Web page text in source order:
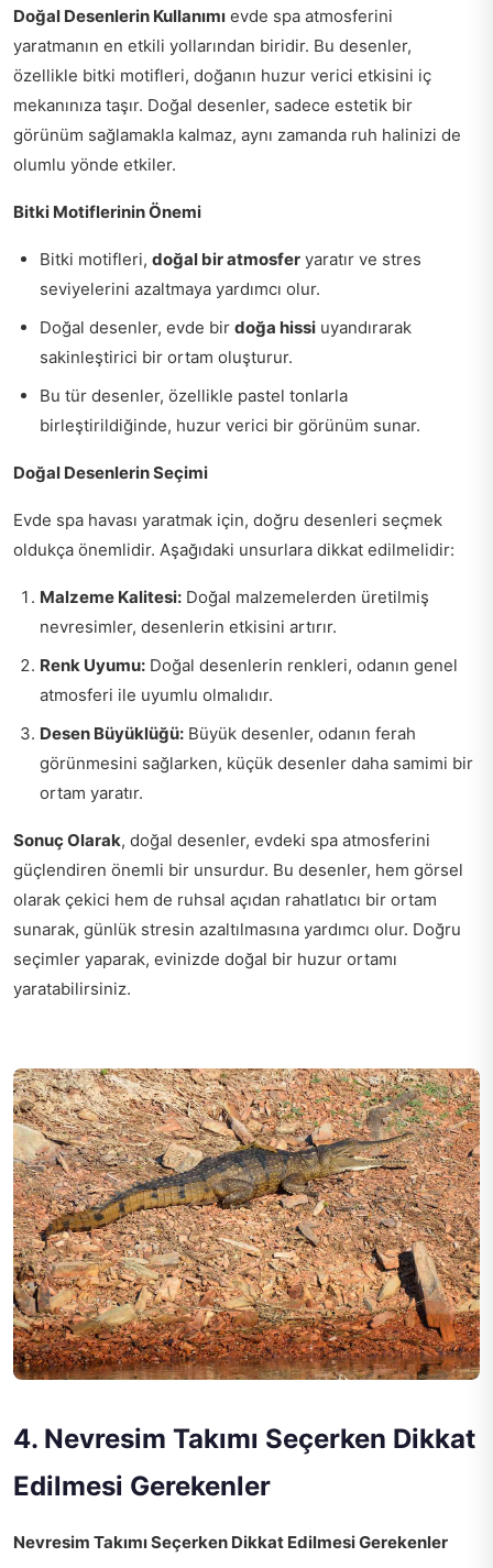
Doğal Desenlerin Kullanımı evde spa atmosferini
yaratmanın en etkili yollarından biridir. Bu desenler,
özellikle bitki motifleri, doğanın huzur verici etkisini iç
mekanınıza taşır. Doğal desenler, sadece estetik bir
görünüm sağlamakla kalmaz, aynı zamanda ruh halinizi de
olumlu yönde etkiler.
Bitki Motiflerinin Önemi
Bitki motifleri, doğal bir atmosfer yaratır ve stres
seviyelerini azaltmaya yardımcı olur.
Doğal desenler, evde bir doğa hissi uyandırarak
sakinleştirici bir ortam oluşturur.
Bu tür desenler, özellikle pastel tonlarla
birleştirildiğinde, huzur verici bir görünüm sunar.
Doğal Desenlerin Seçimi
Evde spa havası yaratmak için, doğru desenleri seçmek
oldukça önemlidir. Aşağıdaki unsurlara dikkat edilmelidir:
Malzeme Kalitesi: Doğal malzemelerden üretilmiş
nevresimler, desenlerin etkisini artırır.
Renk Uyumu: Doğal desenlerin renkleri, odanın genel
atmosferi ile uyumlu olmalıdır.
Desen Büyüklüğü: Büyük desenler, odanın ferah
görünmesini sağlarken, küçük desenler daha samimi bir
ortam yaratır.
Sonuç Olarak, doğal desenler, evdeki spa atmosferini
güçlendiren önemli bir unsurdur. Bu desenler, hem görsel
olarak çekici hem de ruhsal açıdan rahatlatıcı bir ortam
sunarak, günlük stresin azaltılmasına yardımcı olur. Doğru
seçimler yaparak, evinizde doğal bir huzur ortamı
yaratabilirsiniz.
4. Nevresim Takımı Seçerken Dikkat
Edilmesi Gerekenler
Nevresim Takımı Seçerken Dikkat Edilmesi Gerekenler